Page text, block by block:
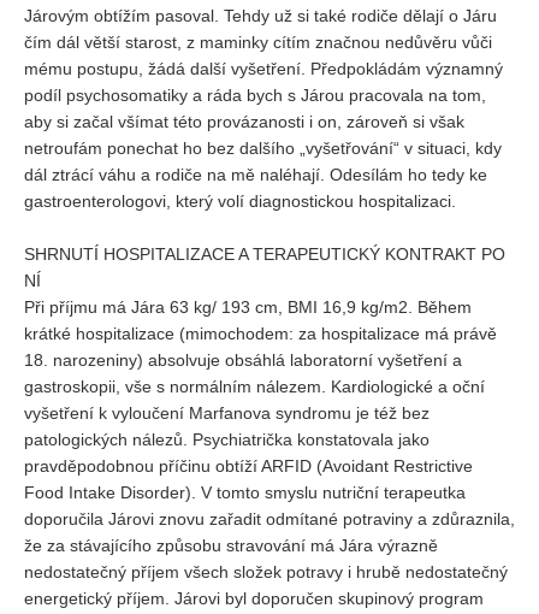
Járovým obtížím pasoval. Tehdy už si také rodiče dělají o Járu
čím dál větší starost, z maminky cítím značnou nedůvěru vůči
mému postupu, žádá další vyšetření. Předpokládám významný
podíl psychosomatiky a ráda bych s Járou pracovala na tom,
aby si začal všímat této provázanosti i on, zároveň si však
netroufám ponechat ho bez dalšího „vyšetřování“ v situaci, kdy
dál ztrácí váhu a rodiče na mě naléhají. Odesílám ho tedy ke
gastroenterologovi, který volí diagnostickou hospitalizaci.
SHRNUTÍ HOSPITALIZACE A TERAPEUTICKÝ KONTRAKT PO
NÍ
Při příjmu má Jára 63 kg/ 193 cm, BMI 16,9 kg/m2. Během
krátké hospitalizace (mimochodem: za hospitalizace má právě
18. narozeniny) absolvuje obsáhlá laboratorní vyšetření a
gastroskopii, vše s normálním nálezem. Kardiologické a oční
vyšetření k vyloučení Marfanova syndromu je též bez
patologických nálezů. Psychiatrička konstatovala jako
pravděpodobnou příčinu obtíží ARFID (Avoidant Restrictive
Food Intake Disorder). V tomto smyslu nutriční terapeutka
doporučila Járovi znovu zařadit odmítané potraviny a zdůraznila,
že za stávajícího způsobu stravování má Jára výrazně
nedostatečný příjem všech složek potravy i hrubě nedostatečný
energetický příjem. Járovi byl doporučen skupinový program